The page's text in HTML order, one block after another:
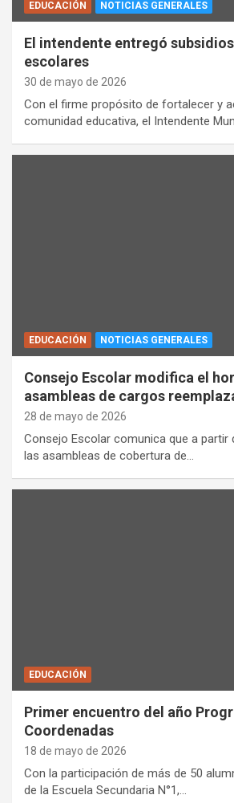
EDUCACIÓN NOTICIAS GENERALES
El intendente entregó
escolares
30 de mayo de 2026
Con el firme propósito de fortalecer y
comunidad educativa, el Intendente
EDUCACIÓN NOTICIAS GENERALES
Consejo Escolar modifica el
asambleas de cargos
28 de mayo de 2026
Consejo Escolar comunica que a partir
las asambleas de cobertura de…
EDUCACIÓN
Primer encuentro del año
Coordenadas
18 de mayo de 2026
Con la participación de más de 50
de la Escuela Secundaria N°1,…